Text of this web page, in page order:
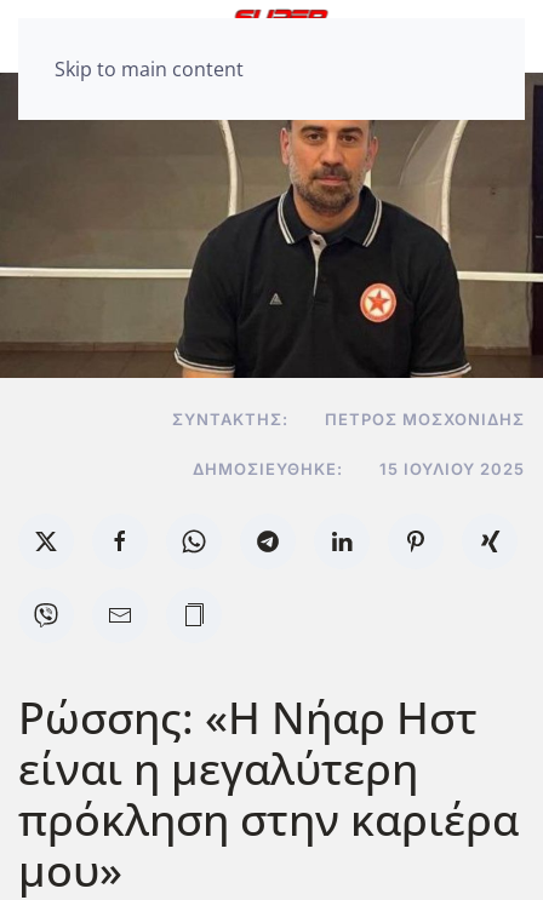
Skip to main content
ΣΥΝΤΆΚΤΗΣ: ΠΈΤΡΟΣ ΜΟΣΧΟΝΊΔΗΣ
ΔΗΜΟΣΙΕΎΘΗΚΕ: 15 ΙΟΥΛΊΟΥ 2025
Ρώσσης: «Η Νήαρ Ηστ
είναι η μεγαλύτερη
πρόκληση στην καριέρα
μου»